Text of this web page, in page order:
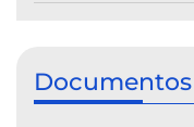
Documentos